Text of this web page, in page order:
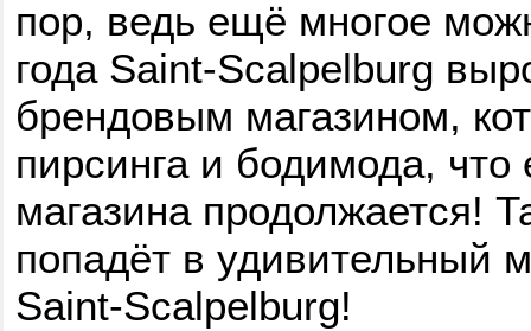
пор, ведь ещё многое
года Saint-Scalpelburg
брендовым магазином,
пирсинга и бодимода,
магазина продолжается!
попадёт в удивительный
Saint-Scalpelburg!